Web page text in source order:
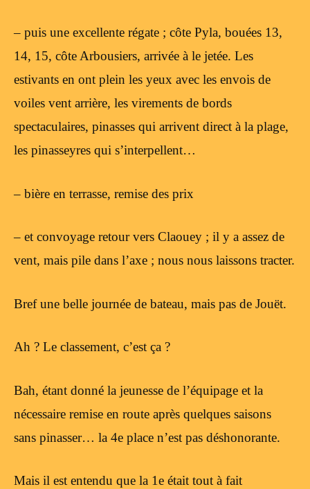
– puis une excellente régate ; côte Pyla, bouées 13,
14, 15, côte Arbousiers, arrivée à le jetée. Les
estivants en ont plein les yeux avec les envois de
voiles vent arrière, les virements de bords
spectaculaires, pinasses qui arrivent direct à la plage,
les pinasseyres qui s’interpellent…
– bière en terrasse, remise des prix
– et convoyage retour vers Claouey ; il y a assez de
vent, mais pile dans l’axe ; nous nous laissons tracter.
Bref une belle journée de bateau, mais pas de Jouët.
Ah ? Le classement, c’est ça ?
Bah, étant donné la jeunesse de l’équipage et la
nécessaire remise en route après quelques saisons
sans pinasser… la 4e place n’est pas déshonorante.
Mais il est entendu que la 1e était tout à fait